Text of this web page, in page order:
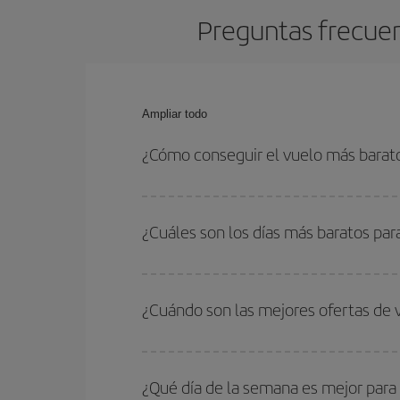
Preguntas
Ampliar todo
¿Cómo conseguir el vuelo más
fechas y horarios de ida y vuelta.
¿Cuáles son los días más baratos
quieres ir y en qué fechas habías pensado
para que puedas encontrar la mejor oferta.
¿Cuándo son las mejores ofertas de
periodos de vacaciones escolares son
¿Qué día de la semana es mejor